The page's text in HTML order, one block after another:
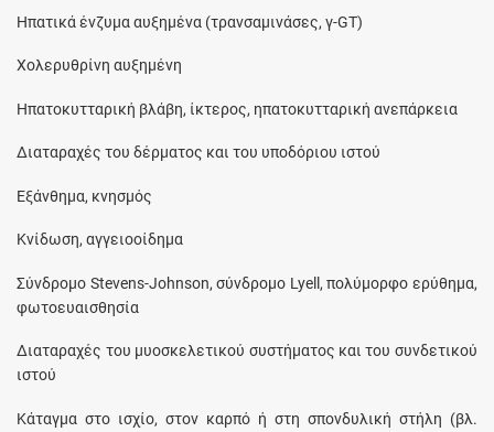
Ηπατικά ένζυμα αυξημένα (τρανσαμινάσες, γ-GT)
Χολερυθρίνη αυξημένη
Ηπατοκυτταρική βλάβη, ίκτερος, ηπατοκυτταρική ανεπάρκεια
Διαταραχές του δέρματος και του υποδόριου ιστού
Εξάνθημα, κνησμός
Κνίδωση, αγγειοοίδημα
Σύνδρομο Stevens-Johnson, σύνδρομο Lyell, πολύμορφο ερύθημα,
φωτοευαισθησία
Διαταραχές του μυοσκελετικού συστήματος και του συνδετικού
ιστού
Κάταγμα στο ισχίο, στον καρπό ή στη σπονδυλική στήλη (βλ.